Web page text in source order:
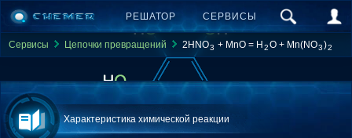
РЕШАТОР СЕРВИСЫ
Сервисы Цепочки превращений 2HNO3 + MnO = H 2O + Mn(NO3)2
Характеристика химической реакции